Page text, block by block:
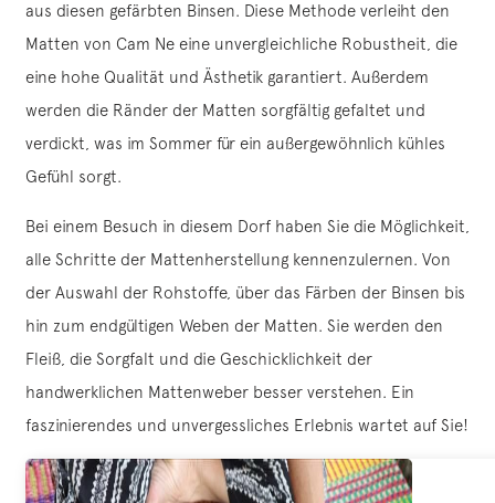
aus diesen gefärbten Binsen. Diese Methode verleiht den
Matten von Cam Ne eine unvergleichliche Robustheit, die
eine hohe Qualität und Ästhetik garantiert. Außerdem
werden die Ränder der Matten sorgfältig gefaltet und
verdickt, was im Sommer für ein außergewöhnlich kühles
Gefühl sorgt.
Bei einem Besuch in diesem Dorf haben Sie die Möglichkeit,
alle Schritte der Mattenherstellung kennenzulernen. Von
der Auswahl der Rohstoffe, über das Färben der Binsen bis
hin zum endgültigen Weben der Matten. Sie werden den
Fleiß, die Sorgfalt und die Geschicklichkeit der
handwerklichen Mattenweber besser verstehen. Ein
faszinierendes und unvergessliches Erlebnis wartet auf Sie!